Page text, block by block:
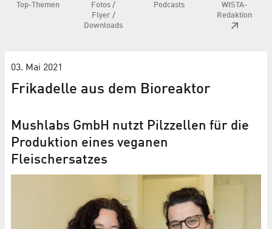
Top-Themen
Fotos /
Flyer /
Downloads
Podcasts
WISTA-
Redaktion
03. Mai 2021
Frikadelle aus dem Bioreaktor
Mushlabs GmbH nutzt Pilzzellen für die
Produktion eines veganen
Fleischersatzes